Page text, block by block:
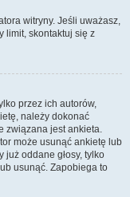
witryny. Jeśli uważasz,
limit, skontaktuj się z
przez ich autorów,
należy dokonać
związana jest ankieta.
może usunąć ankietę lub
już oddane głosy, tylko
usunąć. Zapobiega to